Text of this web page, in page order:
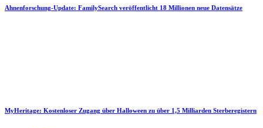
Ahnenforschung-Update: FamilySearch veröffentlicht 18 Millionen neue Datensätze
MyHeritage: Kostenloser Zugang über Halloween zu über 1,5 Milliarden Sterberegistern